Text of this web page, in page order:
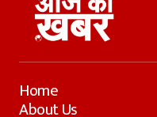
Home
About Us